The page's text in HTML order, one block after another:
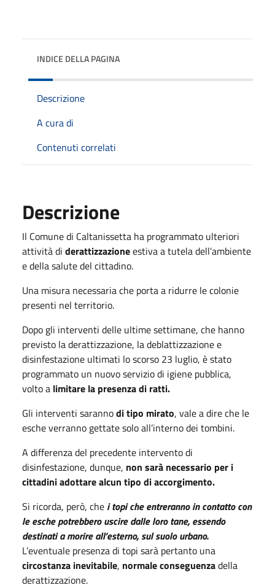
INDICE DELLA PAGINA
Descrizione
A cura di
Contenuti correlati
Descrizione
Il Comune di Caltanissetta ha programmato ulteriori
attività di derattizzazioneestiva a tutela dell’ambiente
e della salute del cittadino.
Una misura necessaria che porta a ridurre le colonie
presenti nel territorio.
Dopo gli interventi delle ultime settimane, che hanno
previsto la derattizzazione, la deblattizzazione e
disinfestazione ultimati lo scorso 23 luglio, è stato
programmato un nuovo servizio di igiene pubblica,
volto a limitare la presenza di ratti.
Gli interventi sarannodi tipo mirato, vale a dire che le
esche verranno gettate solo all’interno dei tombini.
A differenza del precedente intervento di
disinfestazione, dunque, non sarà necessario per i
cittadini adottare alcun tipo di accorgimento.
Si ricorda, però, che i topi che entreranno in contatto con
le esche potrebbero uscire dalle loro tane, essendo
destinati a morire all’esterno, sul suolo urbano.
L’eventuale presenza di topi sarà pertanto una
circostanza inevitabile, normale conseguenzadella
derattizzazione.